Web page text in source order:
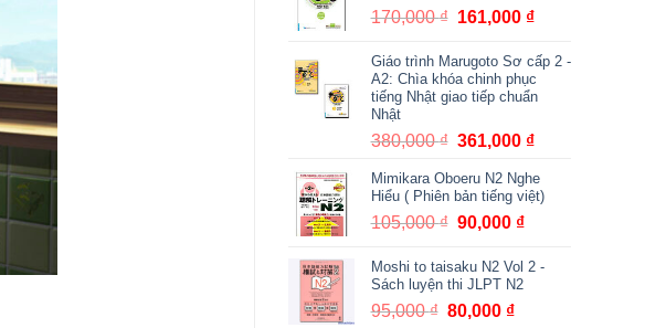
67,000 ₫.
170,000₫ Giá
là:
170,000 ₫.
161,000 ₫
tại
là:
Giáo trình Marugoto Sơ cấp 2 -
A2: Chìa khóa chinh phục
tiếng Nhật giao tiếp chuẩn
Nhật
380,000₫ Giá
là:
380,000 ₫.
361,000 ₫
tại
là:
Mimikara Oboeru N2 Nghe
Hiểu ( Phiên bản tiếng việt)
105,000₫ Giá
là:
105,000 ₫.
90,000 ₫
tại
Moshi to taisaku N2 Vol 2 -
Sách luyện thi JLPT N2
95,000₫ Giá
80,000 ₫